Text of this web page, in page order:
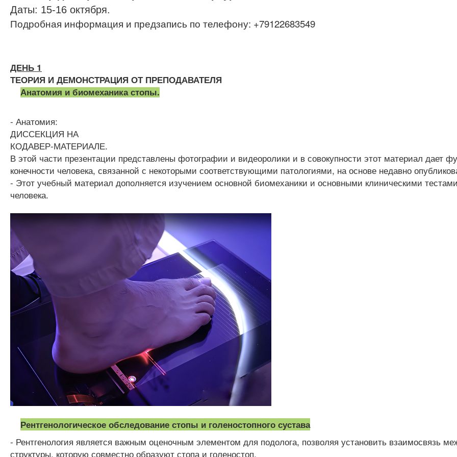
Даты: 15-16 октября.
Подробная информация и предзапись по телефону: +79122683549
ДЕНЬ 1
ТЕОРИЯ И ДЕМОНСТРАЦИЯ ОТ ПРЕПОДАВАТЕЛЯ
Анатомия и биомеханика стопы.
- Анатомия:
ДИССЕКЦИЯ НА
КОДАВЕР-МАТЕРИАЛЕ.
В этой части презентации представлены фотографии и видеоролики и в совокупности этот материал дает
конечности человека, связанной с некоторыми соответствующими патологиями, на основе недавно
- Этот учебный материал дополняется изучением основной биомеханики и основными клиническими
человека.
Рентгенологическое обследование стопы и голеностопного сустава
- Рентгенология является важным оценочным элементом для подолога, позволяя установить взаимосвязь
структуры, которую совместно образуют стопа и голеностоп.